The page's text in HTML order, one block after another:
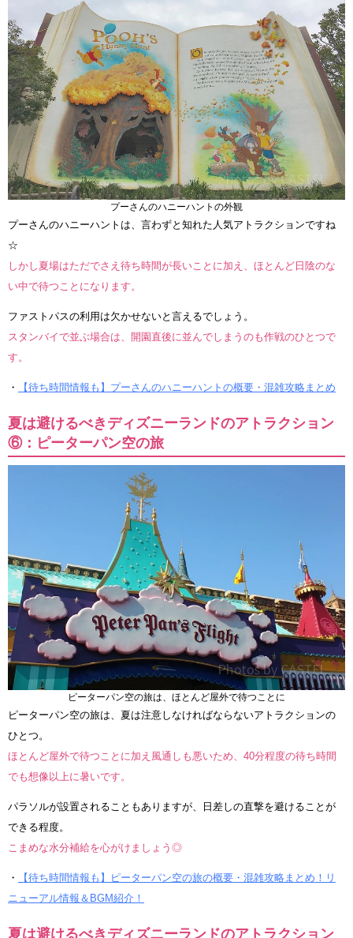
プーさんのハニーハントの外観
プーさんのハニーハントは、言わずと知れた人気アトラクションですね
☆
しかし夏場はただでさえ待ち時間が長いことに加え、ほとんど日陰のな
い中で待つことになります。
ファストパスの利用は欠かせないと言えるでしょう。
スタンバイで並ぶ場合は、開園直後に並んでしまうのも作戦のひとつで
す。
・ 【待ち時間情報も】プーさんのハニーハントの概要・混雑攻略まとめ
夏は避けるべきディズニーランドのアトラクション
⑥：ピーターパン空の旅
ピーターパン空の旅は、ほとんど屋外で待つことに
ピーターパン空の旅は、夏は注意しなければならないアトラクションの
ひとつ。
ほとんど屋外で待つことに加え風通しも悪いため、40分程度の待ち時間
でも想像以上に暑いです。
パラソルが設置されることもありますが、日差しの直撃を避けることが
できる程度。
こまめな水分補給を心がけましょう◎
・
【待ち時間情報も】ピーターパン空の旅の概要・混雑攻略まとめ！リ
ニューアル情報＆BGM紹介！
夏は避けるべきディズニーランドのアトラクション